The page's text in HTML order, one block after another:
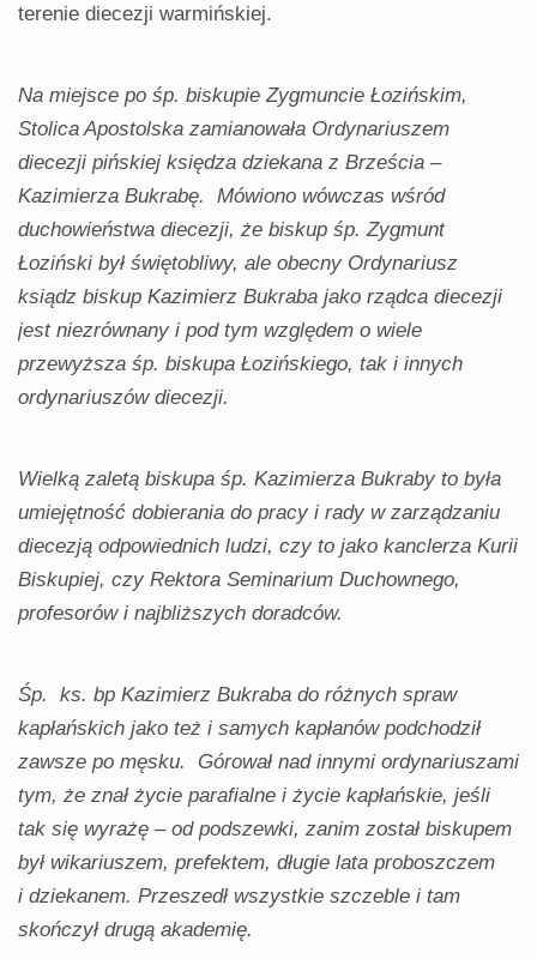
terenie diecezji warmińskiej.
Na miejsce po śp. biskupie Zygmuncie Łozińskim,
Stolica Apostolska zamianowała Ordynariuszem
diecezji pińskiej księdza dziekana z Brześcia –
Kazimierza Bukrabę. Mówiono wówczas wśród
duchowieństwa diecezji, że biskup śp. Zygmunt
Łoziński był świętobliwy, ale obecny Ordynariusz
ksiądz biskup Kazimierz Bukraba jako rządca diecezji
jest niezrównany i pod tym względem o wiele
przewyższa śp. biskupa Łozińskiego, tak i innych
ordynariuszów diecezji.
Wielką zaletą biskupa śp. Kazimierza Bukraby to była
umiejętność dobierania do pracy i rady w zarządzaniu
diecezją odpowiednich ludzi, czy to jako kanclerza Kurii
Biskupiej, czy Rektora Seminarium Duchownego,
profesorów i najbliższych doradców.
Śp. ks. bp Kazimierz Bukraba do różnych spraw
kapłańskich jako też i samych kapłanów podchodził
zawsze po męsku. Górował nad innymi ordynariuszami
tym, że znał życie parafialne i życie kapłańskie, jeśli
tak się wyrażę – od podszewki, zanim został biskupem
był wikariuszem, prefektem, długie lata proboszczem
i dziekanem. Przeszedł wszystkie szczeble i tam
skończył drugą akademię.